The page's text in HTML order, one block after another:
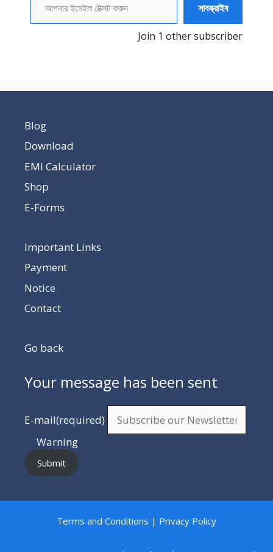
সাবস্ক্রাইব
Join 1 other subscriber
Blog
Download
EMI Calculator
Shop
E-Forms
Important Links
Payment
Notice
Contact
Go back
Your message has been sent
E-mail(required)
Warning
Submit
Terms and Conditions | Privacy Policy